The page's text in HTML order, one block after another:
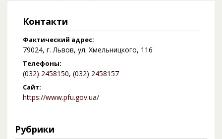
Контакти
Фактический адрес:
79024, г. Львов, ул. Хмельницкого, 116
Телефоны:
(032) 2458150, (032) 2458157
Сайт:
https://www.pfu.gov.ua/
Рубрики